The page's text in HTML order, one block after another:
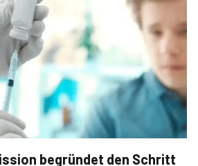
begründet den Schritt